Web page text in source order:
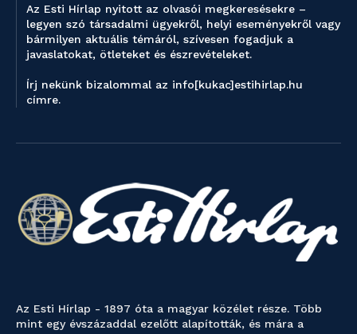
Az Esti Hírlap nyitott az olvasói megkeresésekre –
legyen szó társadalmi ügyekről, helyi eseményekről vagy
bármilyen aktuális témáról, szívesen fogadjuk a
javaslatokat, ötleteket és észrevételeket.
Írj nekünk bizalommal az info[kukac]estihirlap.hu
címre.
Az Esti Hírlap - 1897 óta a magyar közélet része. Több
mint egy évszázaddal ezelőtt alapították, és mára a